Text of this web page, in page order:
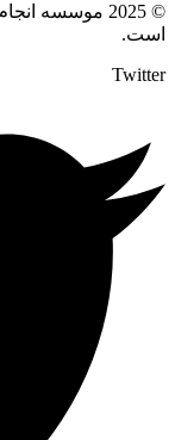
© 2025 موسسه
است.
Twitter